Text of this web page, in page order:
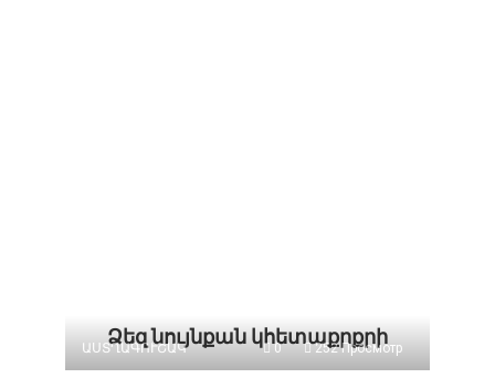
Ձեզ նույնքան կհետաքրքրի
ԱՍՏՂԱԳՈՒՇԱԿ 0 252 Просмотр